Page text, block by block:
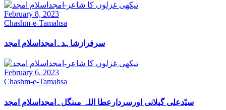
February 8, 2023
Chashm-e-Tamahsa
سرفرازشاہد۔امجداسلام امجد
February 6, 2023
Chashm-e-Tamahsa
سیّدعلی گیلانی اورسردارعطا اللہ مینگل۔امجداسلام امجد